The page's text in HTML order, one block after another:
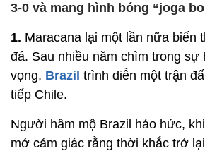
3-0 và mang hình bóng “joga
1. Maracana lại một lần nữa biến
đá. Sau nhiều năm chìm trong sự
vọng, Brazil trình diễn một trận
tiếp Chile.
Người hâm mộ Brazil háo hức,
mở cảm giác rằng thời khắc trở lại